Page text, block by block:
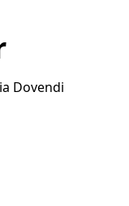
Dovendi